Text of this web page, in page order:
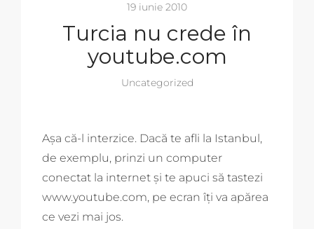
19 iunie 2010
Turcia nu crede în
youtube.com
Uncategorized
Așa că-l interzice. Dacă te afli la Istanbul,
de exemplu, prinzi un computer
conectat la internet și te apuci să tastezi
www.youtube.com, pe ecran îți va apărea
ce vezi mai jos.